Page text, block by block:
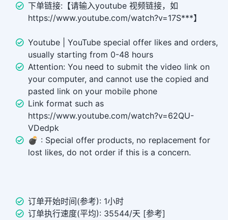
下单链接:【请输入youtube 视频链接，如
https://www.youtube.com/watch?v=17S***】
Youtube | YouTube special offer likes and orders,
usually starting from 0-48 hours
Attention: You need to submit the video link on
your computer, and cannot use the copied and
pasted link on your mobile phone
Link format such as
https://www.youtube.com/watch?v=62QU-
VDedpk
💣 ︎: Special offer products, no replacement for
lost likes, do not order if this is a concern.
订单开始时间(参考): 1小时
订单执行速度(平均): 35544/天 [参考]